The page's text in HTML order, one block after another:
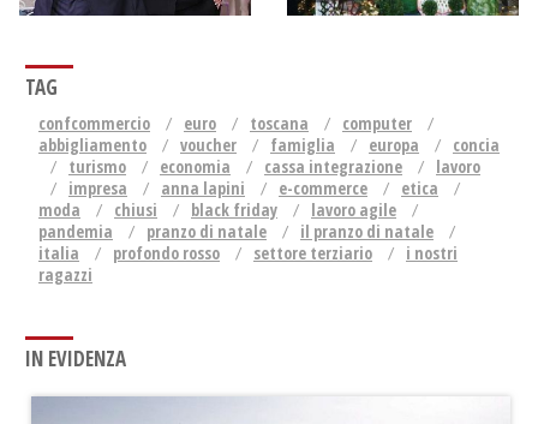
TAG
confcommercio euro toscana
computer
abbigliamento
voucher famiglia europa
concia
turismo
economia cassa integrazione
lavoro
impresa
anna lapini e-commerce
etica
moda
chiusi black friday
lavoro agile
pandemia
pranzo di natale
il pranzo di natale
italia
profondo rosso settore terziario
i nostri
ragazzi
IN EVIDENZA